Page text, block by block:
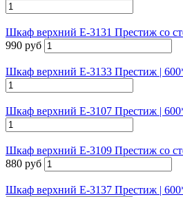
Шкаф верхний Е-3131 Престиж со
990 руб
Шкаф верхний Е-3133 Престиж |
Шкаф верхний Е-3107 Престиж |
Шкаф верхний Е-3109 Престиж со
880 руб
Шкаф верхний Е-3137 Престиж |